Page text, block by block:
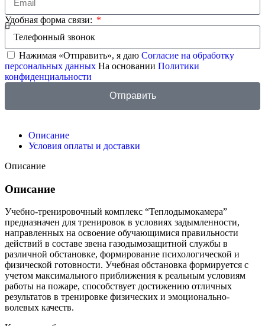
Удобная форма связи:
Нажимая «Отправить», я даю Согласие на обработку
персональных данных На основании Политики
конфиденциальности
Отправить
Описание
Условия оплаты и доставки
Описание
Описание
Учебно-тренировочный комплекс “Теплодымокамера”
предназначен для тренировок в условиях задымленности,
направленных на освоение обучающимися правильности
действий в составе звена газодымозащитной службы в
различной обстановке, формирование психологической и
физической готовности. Учебная обстановка формируется с
учетом максимального приближения к реальным условиям
работы на пожаре, способствует достижению отличных
результатов в тренировке физических и эмоционально-
волевых качеств.